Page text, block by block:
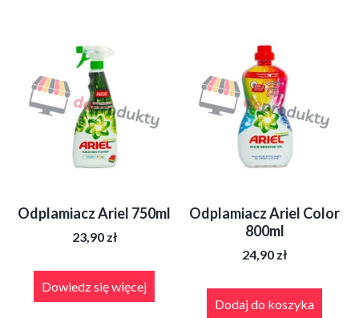
Odplamiacz Ariel 750ml
23,90 zł
Dowiedz się więcej
Odplamiacz Ariel Color
800ml
24,90 zł
Dodaj do koszyka